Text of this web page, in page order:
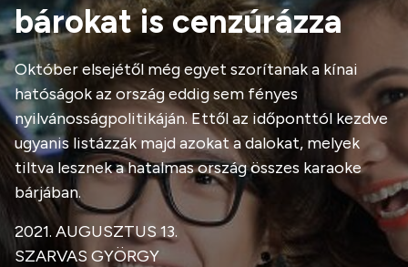
bárokat is cenzúrázza
Október elsejétől még egyet szorítanak a kínai
hatóságok az ország eddig sem fényes
nyilvánosságpolitikáján. Ettől az időponttól kezdve
ugyanis listázzák majd azokat a dalokat, melyek
tiltva lesznek a hatalmas ország összes karaoke
bárjában.
2021. AUGUSZTUS 13.
SZARVAS GYÖRGY